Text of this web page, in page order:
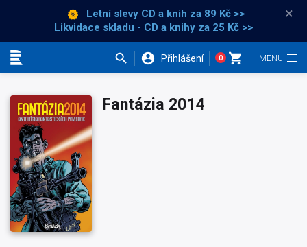
Letní slevy CD a knih za 89 Kč >>
Likvidace skladu - CD a knihy za 25 Kč >>
×
Přihlášení 0
Fantázia 2014